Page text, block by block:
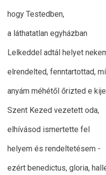
hogy Testedben,
a láthatatlan egyházban
Lelkeddel adtál helyet
elrendelted, fenntartottad,
anyám méhétől őrizted e
Szent Kezed vezetett oda,
elhívásod ismertette fel
helyem és rendeltetésem -
ezért benedictus, gloria,